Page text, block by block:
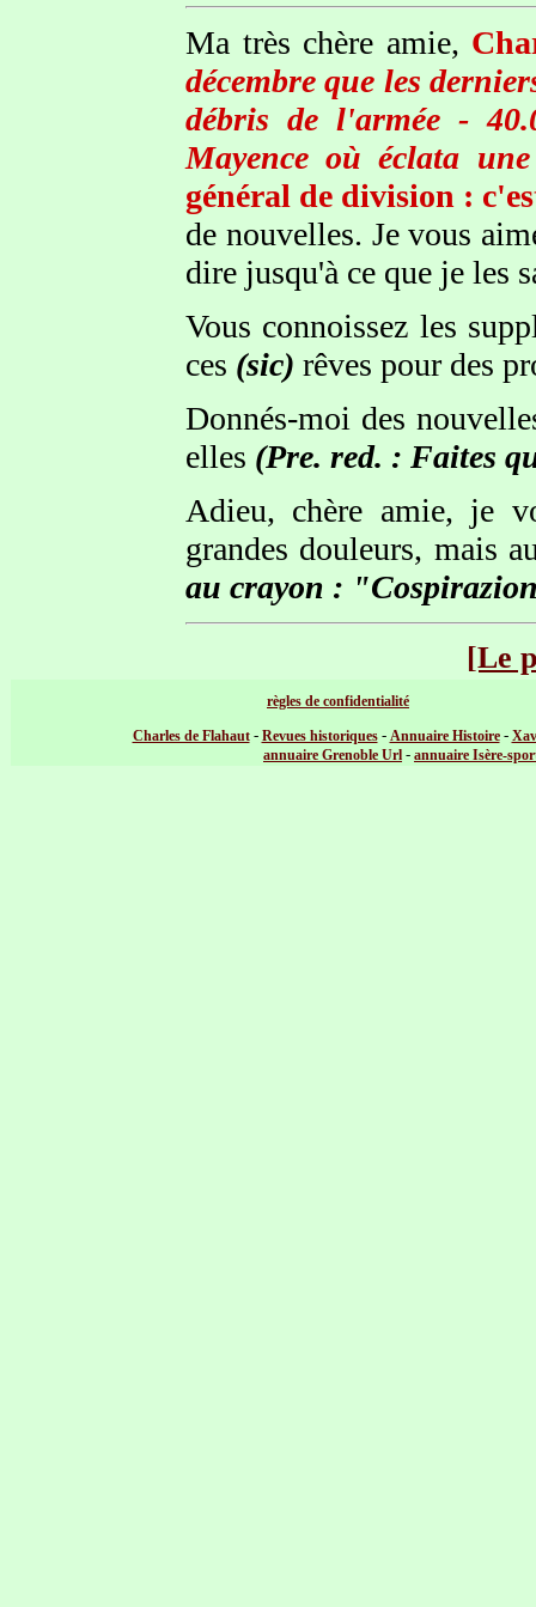
Ma très chère amie,
décembre que les
débris de l'armée -
Mayence où éclata
général de division :
de nouvelles. Je vous
dire jusqu'à ce que je les
Vous connoissez les
ces (sic) rêves pour des
Donnés-moi des
elles (Pre. red. : Faites
Adieu, chère amie, je
grandes douleurs, mais
au crayon :
[Le
règles de confidentialité
Charles de Flahaut- Revues historiques- Annuaire Histoire-
annuaire Grenoble Url - annuaire Isère-